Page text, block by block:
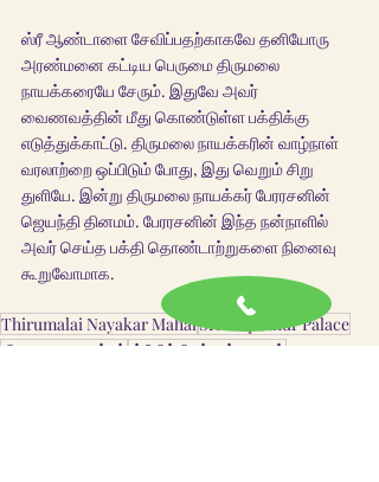
ஸ்ரீ ஆண்டாளை சேவிப்பதற்காகவே தனியோரு
அரண்மனை கட்டிய பெருமை திருமலை
நாயக்கரையே சேரும். இதுவே அவர்
வைணவத்தின் மீது கொண்டுள்ள பக்திக்கு
எடுத்துக்காட்டு. திருமலை நாயக்கரின் வாழ்நாள்
வரலாற்றை ஒப்பிடும் போது, இது வெறும் சிறு
துளியே. இன்று திருமலை நாயக்கர் பேரரசனின்
ஜெயந்தி தினமம். பேரரசனின் இந்த நன்நாளில்
அவர் செய்த பக்தி தொண்டாற்றுகளை நினைவு
கூறுவோமாக.
Thirumalai Nayakar MahalSrivilliputhur Palace
திருமலை நாயக்கர்ஸ்ரீவில்லிபுத்தூர் மஹால்